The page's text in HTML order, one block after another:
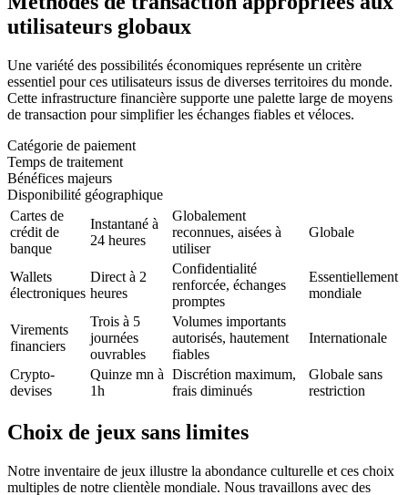
utilisateurs globaux
Une variété des possibilités économiques représente un critère
essentiel pour ces utilisateurs issus de diverses territoires du monde.
Cette infrastructure financière supporte une palette large de moyens
de transaction pour simplifier les échanges fiables et véloces.
Catégorie de paiement
Temps de traitement
Bénéfices majeurs
Disponibilité géographique
Cartes de
crédit de
banque
Instantané à
24 heures
Globalement
reconnues, aisées à
utiliser
Globale
Wallets
électroniques
Direct à 2
heures
Confidentialité
renforcée, échanges
promptes
Essentiellement
mondiale
Virements
financiers
Trois à 5
journées
ouvrables
Volumes importants
autorisés, hautement
fiables
Internationale
Crypto-
devises
Quinze mn à
1h
Discrétion maximum,
frais diminués
Globale sans
restriction
Choix de jeux sans limites
Notre inventaire de jeux illustre la abondance culturelle et ces choix
multiples de notre clientèle mondiale. Nous travaillons avec des